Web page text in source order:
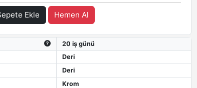
Ekle Hemen Al
20 iş günü
Deri
Deri
Krom